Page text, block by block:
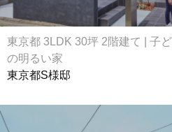
東京都 3LDK 30坪 2階建て | 子
の明るい家
東京都S様邸